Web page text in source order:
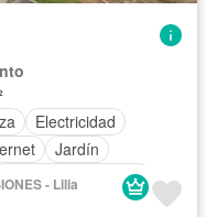
Electricidad
Jardín
Televisión por cable
- Lilia